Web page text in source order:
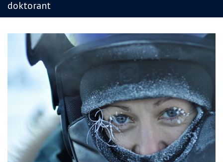
doktorant